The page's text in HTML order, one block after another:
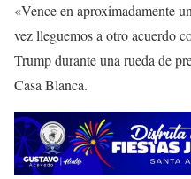
«Vence en aproximadamente
vez lleguemos a otro acuerdo
Trump durante una rueda de
Casa Blanca.